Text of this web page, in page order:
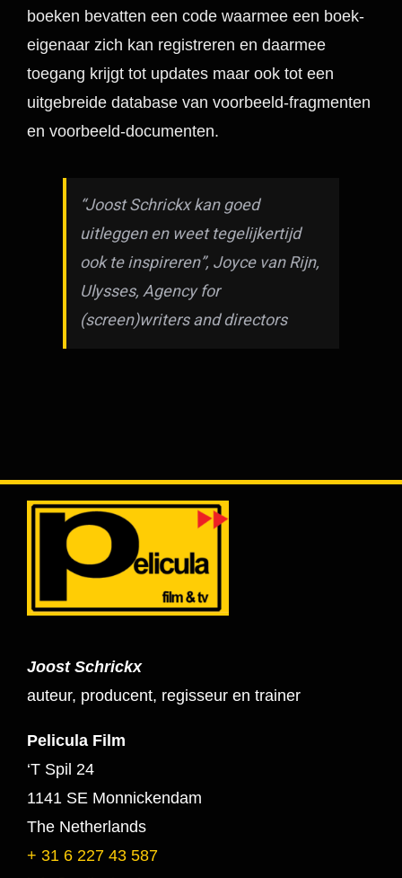
boeken bevatten een code waarmee een boek-
eigenaar zich kan registreren en daarmee
toegang krijgt tot updates maar ook tot een
uitgebreide database van voorbeeld-fragmenten
en voorbeeld-documenten.
“Joost Schrickx kan goed
uitleggen en weet tegelijkertijd
ook te inspireren”, Joyce van Rijn,
Ulysses, Agency for
(screen)writers and directors
Joost Schrickx
auteur, producent, regisseur en trainer
Pelicula Film
‘T Spil 24
1141 SE Monnickendam
The Netherlands
+ 31 6 227 43 587